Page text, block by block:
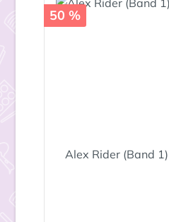
50 %
Alex Rider (Band